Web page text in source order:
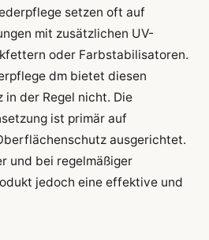
setzen oft auf
mit zusätzlichen UV-
oder Farbstabilisatoren.
dm bietet diesen
in der Regel nicht. Die
ist primär auf
ausgerichtet.
und bei regelmäßiger
jedoch eine effektive und